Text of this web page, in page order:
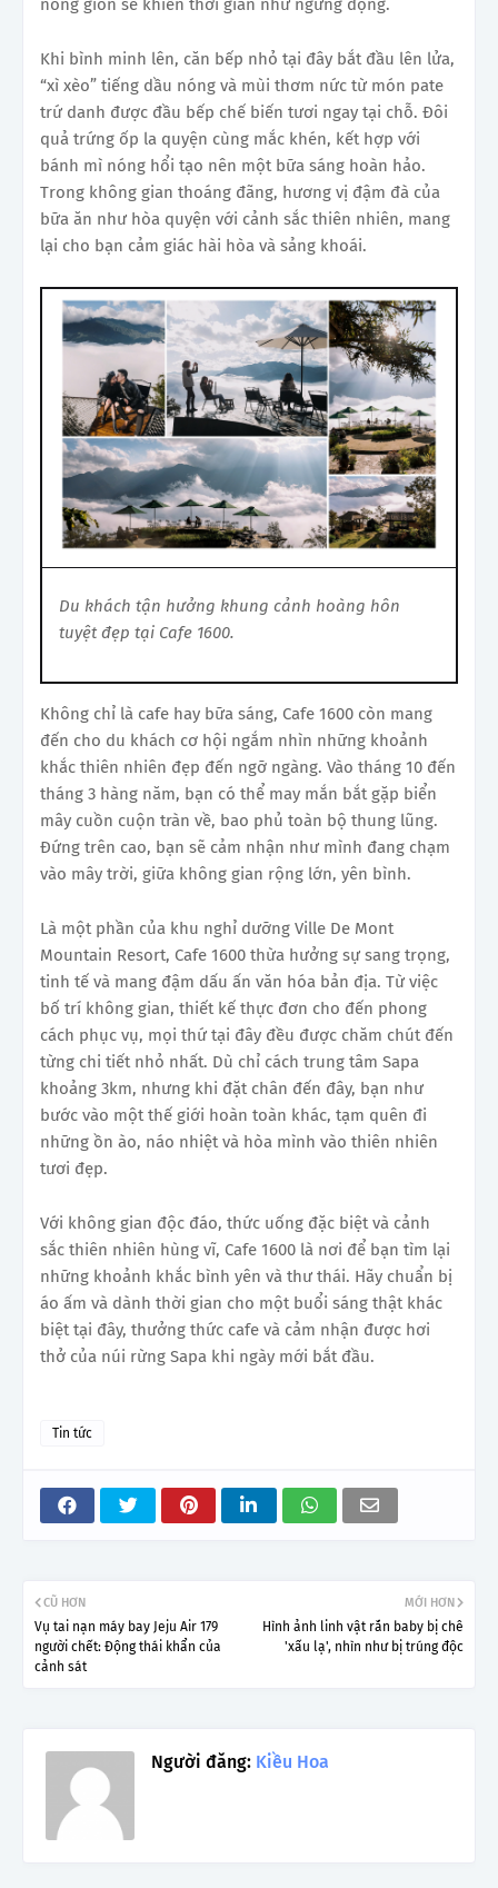
nóng giòn sẽ khiến thời gian như ngưng đọng.
Khi bình minh lên, căn bếp nhỏ tại đây bắt đầu lên lửa,
“xì xèo” tiếng dầu nóng và mùi thơm nức từ món pate
trứ danh được đầu bếp chế biến tươi ngay tại chỗ. Đôi
quả trứng ốp la quyện cùng mắc khén, kết hợp với
bánh mì nóng hổi tạo nên một bữa sáng hoàn hảo.
Trong không gian thoáng đãng, hương vị đậm đà của
bữa ăn như hòa quyện với cảnh sắc thiên nhiên, mang
lại cho bạn cảm giác hài hòa và sảng khoái.
Du khách tận hưởng khung cảnh hoàng hôn
tuyệt đẹp tại Cafe 1600.
Không chỉ là cafe hay bữa sáng, Cafe 1600 còn mang
đến cho du khách cơ hội ngắm nhìn những khoảnh
khắc thiên nhiên đẹp đến ngỡ ngàng. Vào tháng 10 đến
tháng 3 hàng năm, bạn có thể may mắn bắt gặp biển
mây cuồn cuộn tràn về, bao phủ toàn bộ thung lũng.
Đứng trên cao, bạn sẽ cảm nhận như mình đang chạm
vào mây trời, giữa không gian rộng lớn, yên bình.
Là một phần của khu nghỉ dưỡng Ville De Mont
Mountain Resort, Cafe 1600 thừa hưởng sự sang trọng,
tinh tế và mang đậm dấu ấn văn hóa bản địa. Từ việc
bố trí không gian, thiết kế thực đơn cho đến phong
cách phục vụ, mọi thứ tại đây đều được chăm chút đến
từng chi tiết nhỏ nhất. Dù chỉ cách trung tâm Sapa
khoảng 3km, nhưng khi đặt chân đến đây, bạn như
bước vào một thế giới hoàn toàn khác, tạm quên đi
những ồn ào, náo nhiệt và hòa mình vào thiên nhiên
tươi đẹp.
Với không gian độc đáo, thức uống đặc biệt và cảnh
sắc thiên nhiên hùng vĩ, Cafe 1600 là nơi để bạn tìm lại
những khoảnh khắc bình yên và thư thái. Hãy chuẩn bị
áo ấm và dành thời gian cho một buổi sáng thật khác
biệt tại đây, thưởng thức cafe và cảm nhận được hơi
thở của núi rừng Sapa khi ngày mới bắt đầu.
Tin tức
MỚI HƠN
Hình ảnh linh vật rắn baby bị chê
'xấu lạ', nhìn như bị trúng độc
CŨ HƠN
Vụ tai nạn máy bay Jeju Air 179
người chết: Động thái khẩn của
cảnh sát
Người đăng: Kiều Hoa